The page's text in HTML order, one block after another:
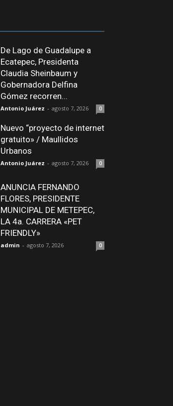
De Lago de Guadalupe a
Ecatepec, Presidenta
Claudia Sheinbaum y
Gobernadora Delfina
Gómez recorren...
Antonio Juárez - agosto 7, 2026 0
Nuevo “proyecto de internet
gratuito» / Maullidos
Urbanos
Antonio Juárez - agosto 7, 2026 0
ANUNCIA FERNANDO
FLORES, PRESIDENTE
MUNICIPAL DE METEPEC,
LA 4a. CARRERA «PET
FRIENDLY»
admin - agosto 7, 2026 0